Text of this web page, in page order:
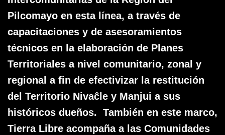
Pilcomayo en esta línea, a través de
capacitaciones y de asesoramientos
técnicos en la elaboración de Planes
Territoriales a nivel comunitario, zonal y
regional a fin de efectivizar la restitución
del Territorio Nivaĉle y Manjui a sus
históricos dueños. También en este marco,
Tierra Libre acompaña a las Comunidades